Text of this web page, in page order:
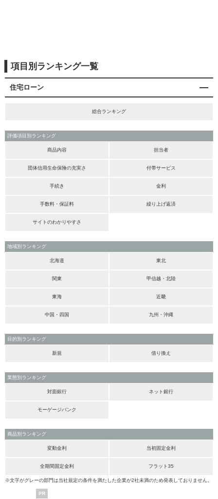
項目別ランキング一覧
住宅ローン
総合ランキング
評価項目別ランキング
商品内容 担当者
団体信用生命保険の充実さ 付帯サービス
手続き 金利
手数料・保証料 繰り上げ返済
サイトのわかりやすさ
地域別ランキング
北海道 東北
関東 甲信越・北陸
東海 近畿
中国・四国 九州・沖縄
目的別ランキング
新規 借り換え
業態別ランキング
対面銀行 ネット銀行
モーゲージバンク
商品別ランキング
変動金利 当初固定金利
全期間固定金利 フラット35
※文字がグレーの部門は当社規定の条件を満たした企業が2社未満のため発表しておりません。
PR